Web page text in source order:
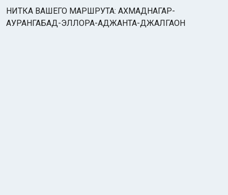
НИТКА ВАШЕГО МАРШРУТА: АХМАДНАГАР-
АУРАНГАБАД-ЭЛЛОРА-АДЖАНТА-ДЖАЛГАОН